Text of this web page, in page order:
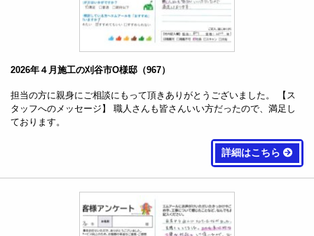
2026年４月施工の刈谷市O様邸（967）
担当の方に親身にご相談にもって頂きありがとうございました。 【ス
タッフへのメッセージ】 職人さんも皆さんいい方だったので、満足し
ております。
詳細はこちら